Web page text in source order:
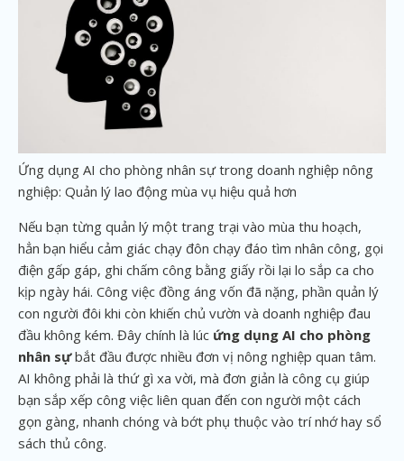
Ứng dụng AI cho phòng nhân sự trong doanh nghiệp nông
nghiệp: Quản lý lao động mùa vụ hiệu quả hơn
Nếu bạn từng quản lý một trang trại vào mùa thu hoạch,
hẳn bạn hiểu cảm giác chạy đôn chạy đáo tìm nhân công, gọi
điện gấp gáp, ghi chấm công bằng giấy rồi lại lo sắp ca cho
kịp ngày hái. Công việc đồng áng vốn đã nặng, phần quản lý
con người đôi khi còn khiến chủ vườn và doanh nghiệp đau
đầu không kém. Đây chính là lúc ứng dụng AI cho phòng
nhân sựbắt đầu được nhiều đơn vị nông nghiệp quan tâm.
AI không phải là thứ gì xa vời, mà đơn giản là công cụ giúp
bạn sắp xếp công việc liên quan đến con người một cách
gọn gàng, nhanh chóng và bớt phụ thuộc vào trí nhớ hay sổ
sách thủ công.